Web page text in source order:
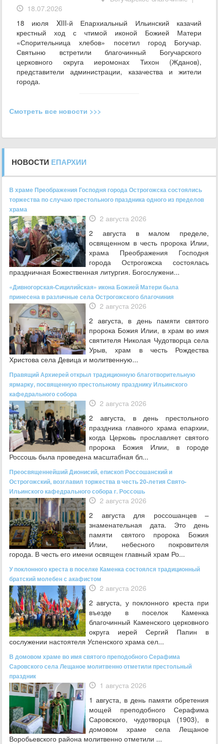
18.07.2026
18 июля XIII-й Епархиальный Ильинский казачий
крестный ход с чтимой иконой Божией Матери
«Спорительница хлебов» посетил город Богучар.
Святыню встретили благочинный Богучарского
церковного округа иеромонах Тихон (Жданов),
представители администрации, казачества и жители
города.
Смотреть все новости >>>
НОВОСТИ ЕПАРХИИ
В храме Преображения Господня города Острогожска состоялись
торжества по случаю престольного праздника одного из пределов
храма
2 августа 2026
2 августа в малом пределе,
освященном в честь пророка Илии,
храма Преображения Господня
города Острогожска состоялась
праздничная Божественная литургия. Богослужени...
«Дивногорская-Сицилийская» икона Божией Матери была
принесена в различные села Острогожского благочиния
2 августа 2026
2 августа, в день памяти святого
пророка Божия Илии, в храм во имя
святителя Николая Чудотворца села
Урыв, храм в честь Рождества
Христова села Девица и молитвенную...
Правящий Архиерей открыл традиционную благотворительную
ярмарку, посвященную престольному празднику Ильинского
кафедрального собора
2 августа 2026
2 августа, в день престольного
праздника главного храма епархии,
когда Церковь прославляет святого
пророка Божия Илии, в городе
Россошь была проведена масштабная бл...
Преосвященнейший Дионисий, епископ Россошанский и
Острогожский, возглавил торжества в честь 20-летия Свято-
Ильинского кафедрального собора г. Россошь
2 августа 2026
2 августа для россошанцев –
знаменательная дата. Это день
памяти святого пророка Божия
Илии, небесного покровителя
города. В честь его имени освящен главный храм Ро...
У поклонного креста в поселке Каменка состоялся традиционный
братский молебен с акафистом
2 августа 2026
2 августа, у поклонного креста при
въезде в поселок Каменка
благочинный Каменского церковного
округа иерей Сергий Папин в
сослужении настоятеля Успенского храма сел...
В домовом храме во имя святого преподобного Серафима
Саровского села Лещаное молитвенно отметили престольный
праздник
1 августа 2026
1 августа, в день памяти обретения
мощей преподобного Серафима
Саровского, чудотворца (1903), в
домовом храме села Лещаное
Воробьевского района молитвенно отметили ...